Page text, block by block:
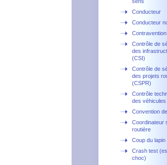
Conducteur
Conducteur
Contravention
Contrôle de
des
(CSI)
Contrôle de
des projets
(CSPR)
Contrôle
des véhicules
Convention
Coordinateur
routière
Coup du lapin
Crash test
choc)